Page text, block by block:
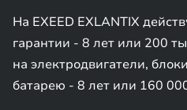
На EXEED EXLANTIX
гарантии - 8 лет или 200
на электродвигатели,
батарею - 8 лет или 160